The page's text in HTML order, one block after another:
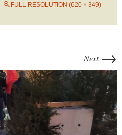
FULL RESOLUTION (620 × 349)
Next →